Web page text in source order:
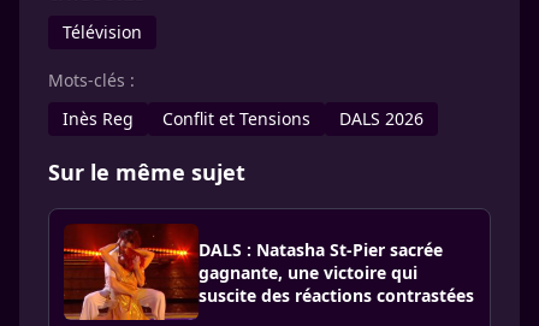
Télévision
Mots-clés :
Inès Reg
Conflit et Tensions DALS 2026
Sur le même sujet
DALS : Natasha St-Pier sacrée
gagnante, une victoire qui
suscite des réactions contrastées